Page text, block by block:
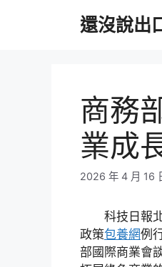
還沒說出
商務
業成
2026 年 4 月 16
科技日報
政策包養網例
部國際商業會